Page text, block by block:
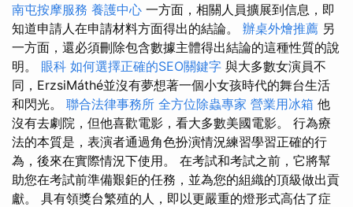
南屯按摩服務 養護中心 一方面，相關人員擴展到信息，即
知道申請人在申請材料方面得出的結論。 辦桌外燴推薦 另
一方面，還必須刪除包含數據主體得出結論的這種性質的說
明。 眼科 如何選擇正確的SEO關鍵字 與大多數女演員不
同，ErzsiMáthé並沒有夢想著一個小女孩時代的舞台生活
和閃光。 聯合法律事務所 全方位除蟲專家 營業用冰箱 他
沒有去劇院，但他喜歡電影，看大多數美國電影。 行為療
法的本質是，表演者通過角色扮演情況練習學習正確的行
為，後來在實際情況下使用。 在考試和考試之前，它將幫
助您在考試前準備艱鉅的任務，並為您的組織的頂級做出貢
獻。 具有領獎台繁殖的人，即以更嚴重的燈形式高估了症